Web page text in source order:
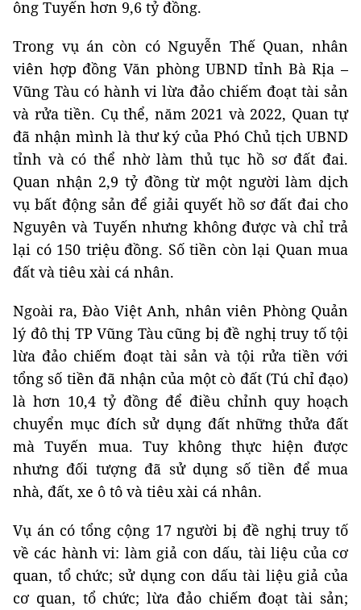
ông Tuyến hơn 9,6 tỷ đồng.
Trong vụ án còn có Nguyễn Thế Quan, nhân
viên hợp đồng Văn phòng UBND tỉnh Bà Rịa –
Vũng Tàu có hành vi lừa đảo chiếm đoạt tài sản
và rửa tiền. Cụ thể, năm 2021 và 2022, Quan tự
đã nhận mình là thư ký của Phó Chủ tịch UBND
tỉnh và có thể nhờ làm thủ tục hồ sơ đất đai.
Quan nhận 2,9 tỷ đồng từ một người làm dịch
vụ bất động sản để giải quyết hồ sơ đất đai cho
Nguyên và Tuyến nhưng không được và chỉ trả
lại có 150 triệu đồng. Số tiền còn lại Quan mua
đất và tiêu xài cá nhân.
Ngoài ra, Đào Việt Anh, nhân viên Phòng Quản
lý đô thị TP Vũng Tàu cũng bị đề nghị truy tố tội
lừa đảo chiếm đoạt tài sản và tội rửa tiền với
tổng số tiền đã nhận của một cò đất (Tú chỉ đạo)
là hơn 10,4 tỷ đồng để điều chỉnh quy hoạch
chuyển mục đích sử dụng đất những thửa đất
mà Tuyến mua. Tuy không thực hiện được
nhưng đối tượng đã sử dụng số tiền để mua
nhà, đất, xe ô tô và tiêu xài cá nhân.
Vụ án có tổng cộng 17 người bị đề nghị truy tố
về các hành vi: làm giả con dấu, tài liệu của cơ
quan, tổ chức; sử dụng con dấu tài liệu giả của
cơ quan, tổ chức; lừa đảo chiếm đoạt tài sản;